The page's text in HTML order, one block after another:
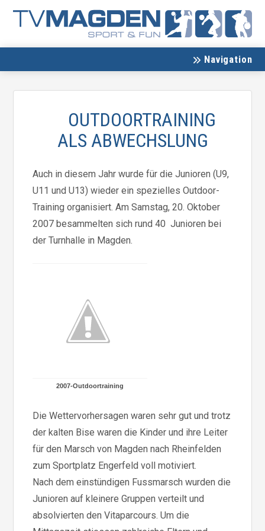
Navigation
OUTDOORTRAINING
ALS ABWECHSLUNG
Auch in diesem Jahr wurde für die Junioren (U9,
U11 und U13) wieder ein spezielles Outdoor-
Training organisiert. Am Samstag, 20. Oktober
2007 besammelten sich rund 40 Junioren bei
der Turnhalle in Magden.
2007-Outdoortraining
Die Wettervorhersagen waren sehr gut und trotz
der kalten Bise waren die Kinder und ihre Leiter
für den Marsch von Magden nach Rheinfelden
zum Sportplatz Engerfeld voll motiviert.
Nach dem einstündigen Fussmarsch wurden die
Junioren auf kleinere Gruppen verteilt und
absolvierten den Vitaparcours. Um die